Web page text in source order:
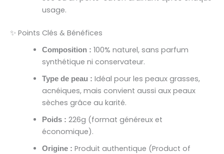
usage.
✨ Points Clés & Bénéfices
Composition : 100% naturel, sans parfum
synthétique ni conservateur.
Type de peau : Idéal pour les peaux grasses,
acnéiques, mais convient aussi aux peaux
sèches grâce au karité.
Poids : 226g (format généreux et
économique).
Origine : Produit authentique (Product of